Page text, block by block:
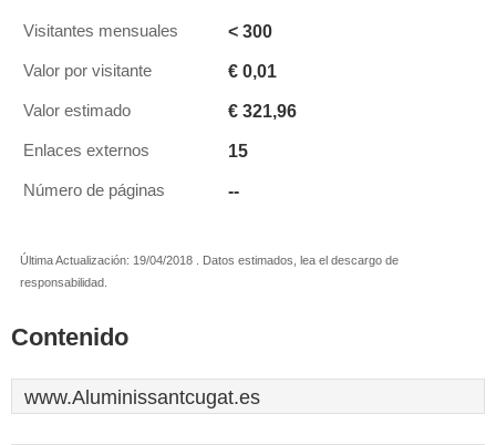
Visitantes mensuales < 300
Valor por visitante € 0,01
Valor estimado € 321,96
Enlaces externos 15
Número de páginas --
Última Actualización: 19/04/2018 . Datos estimados, lea el descargo de
responsabilidad.
Contenido
www.Aluminissantcugat.es